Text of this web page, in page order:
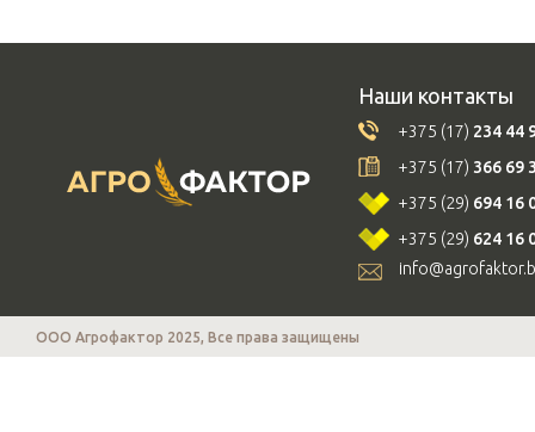
Наши контакты
+375 (17) 234 44
+375 (17) 366 69
+375 (29) 694 16
+375 (29) 624 16
ООО Агрофактор 2025, Все права защищены